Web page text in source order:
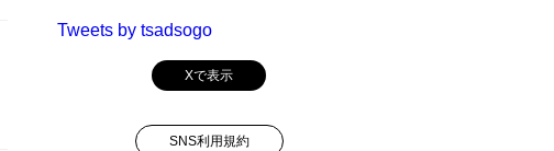
Tweets by tsadsogo
Xで表示
SNS利用規約